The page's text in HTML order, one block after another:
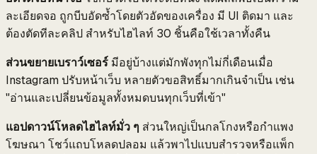
ละเอียดจอ ถูกบีบอัดซ้ำโดยตัวอัดของเครื่อง มี UI ติดมา และ
ต้องตัดทีละคลิป สำหรับไฮไลท์ 30 ชิ้นคือใช้เวลาทั้งคืน
ส่วนขยายเบราว์เซอร์ มีอยู่บ้างแต่มักพังทุกไม่กี่เดือนเมื่อ
Instagram ปรับหน้าเว็บ หลายตัวขอสิทธิ์มากเกินจำเป็น เช่น
"อ่านและเปลี่ยนข้อมูลทั้งหมดบนทุกเว็บที่เข้า"
แอปดาวน์โหลดไฮไลท์มั่ว ๆ ส่วนใหญ่เป็นกลโกงหรือกำแพง
โฆษณา โชว์แถบโหลดปลอม แล้วพาไปแบบสำรวจหรือแพ็ก